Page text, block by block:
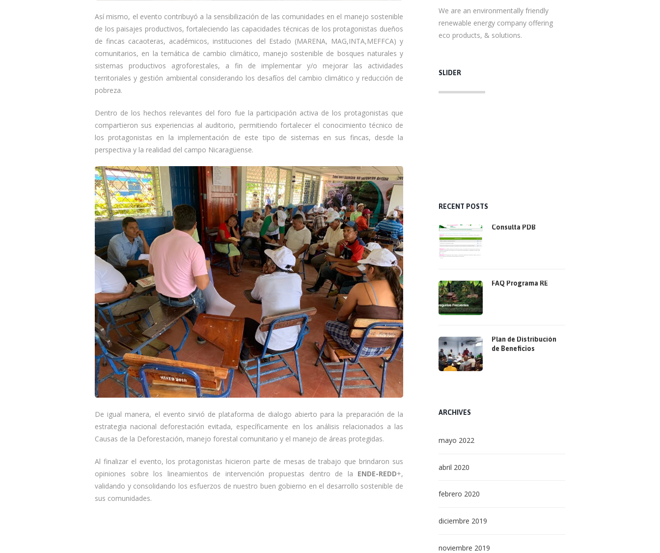
Así mismo, el evento contribuyó a la sensibilización de las comunidades en el manejo sostenible
de los paisajes productivos, fortaleciendo las capacidades técnicas de los protagonistas dueños
de fincas cacaoteras, académicos, instituciones del Estado (MARENA, MAG,INTA,MEFFCA) y
comunitarios, en la temática de cambio climático, manejo sostenible de bosques naturales y
sistemas productivos agroforestales, a fin de implementar y/o mejorar las actividades
territoriales y gestión ambiental considerando los desafíos del cambio climático y reducción de
pobreza.
Dentro de los hechos relevantes del foro fue la participación activa de los protagonistas que
compartieron sus experiencias al auditorio, permitiendo fortalecer el conocimiento técnico de
los protagonistas en la implementación de este tipo de sistemas en sus fincas, desde la
perspectiva y la realidad del campo Nicaragüense.
De igual manera, el evento sirvió de plataforma de dialogo abierto para la preparación de la
estrategia nacional deforestación evitada, específicamente en los análisis relacionados a las
Causas de la Deforestación, manejo forestal comunitario y el manejo de áreas protegidas.
Al finalizar el evento, los protagonistas hicieron parte de mesas de trabajo que brindaron sus
opiniones sobre los lineamientos de intervención propuestas dentro de la ENDE-REDD+,
validando y consolidando los esfuerzos de nuestro buen gobierno en el desarrollo sostenible de
sus comunidades.
We are an environmentally friendly
renewable energy company offering
eco products, & solutions.
SLIDER
RECENT POSTS
Consulta PDB
FAQ Programa RE
Plan de Distribución
de Beneficios
ARCHIVES
mayo 2022
abril 2020
febrero 2020
diciembre 2019
noviembre 2019